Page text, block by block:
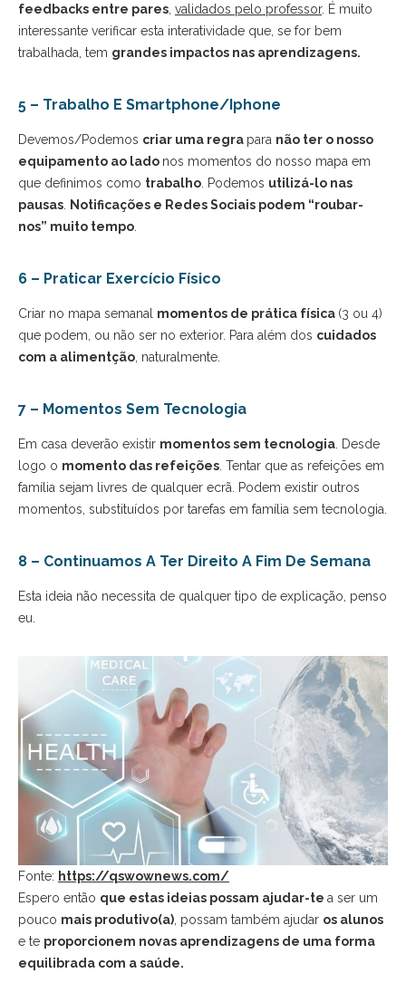
feedbacks entre pares validados pelo professor. É muito
interessante verificar esta interatividade que, se for bem
trabalhada, tem grandes impactos nas aprendizagens.
5 – Trabalho E Smartphone/Iphone
Devemos/Podemos criar uma regra para não ter o nosso
equipamento ao lado nos momentos do nosso mapa em
que definimos como trabalho . Podemos utilizá-lo nas
pausas Notificações e Redes Sociais podem “roubar-
nos” muito tempo
6 – Praticar Exercício Físico
Criar no mapa semanal momentos de prática física (3 ou 4)
que podem, ou não ser no exterior. Para além dos cuidados
com a alimentção , naturalmente.
7 – Momentos Sem Tecnologia
Em casa deverão existir momentos sem tecnologia . Desde
logo o momento das refeições . Tentar que as refeições em
família sejam livres de qualquer ecrã. Podem existir outros
momentos, substituídos por tarefas em família sem tecnologia.
8 – Continuamos A Ter Direito A Fim De Semana
Esta ideia não necessita de qualquer tipo de explicação, penso
eu.
Fonte: https://qswownews.com/
Espero então que estas ideias possam ajudar-te a ser um
pouco mais produtivo(a) , possam também ajudar os alunos
e te proporcionem novas aprendizagens de uma forma
equilibrada com a saúde.